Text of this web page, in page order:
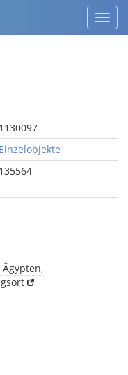
1130097
Einzelobjekte
135564